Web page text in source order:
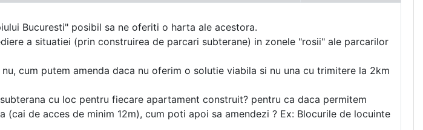
Bucuresti" posibil sa ne oferiti o harta ale acestora.
a situatiei (prin construirea de parcari subterane) in zonele "rosii" ale parcarilor
cum putem amenda daca nu oferim o solutie viabila si nu una cu trimitere la 2km
cu loc pentru fiecare apartament construit? pentru ca daca permitem
de acces de minim 12m), cum poti apoi sa amendezi ? Ex: Blocurile de locuinte